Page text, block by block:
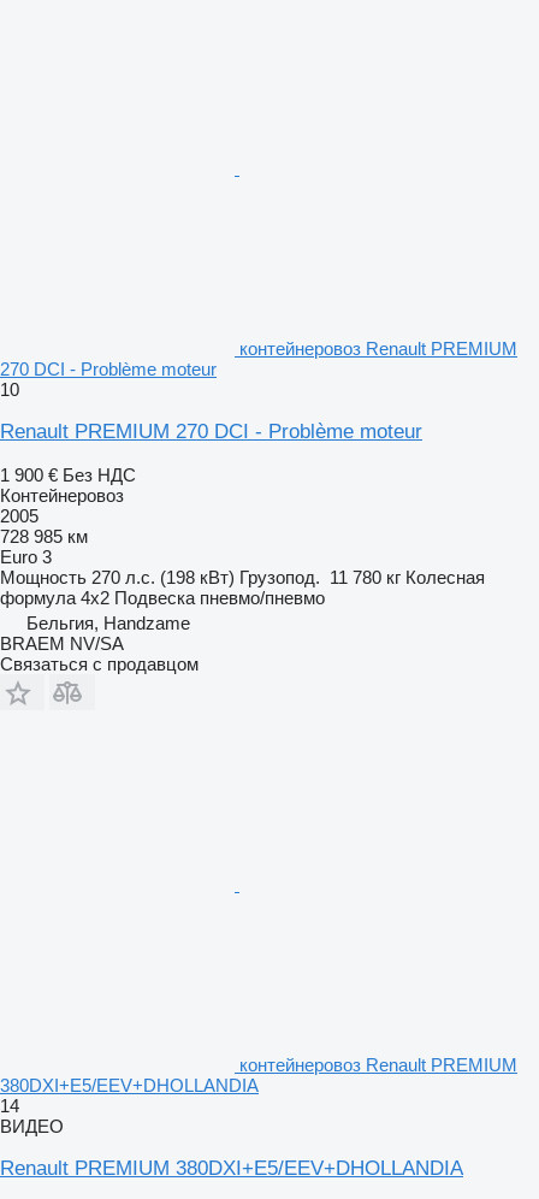
контейнеровоз Renault PREMIUM
270 DCI - Problème moteur
10
Renault PREMIUM 270 DCI - Problème moteur
1 900 € Без НДС
Контейнеровоз
2005
728 985 км
Euro 3
Мощность 270 л.с. (198 кВт) Грузопод. 11 780 кг Колесная
формула 4x2 Подвеска пневмо/пневмо
Бельгия, Handzame
BRAEM NV/SA
Связаться с продавцом
контейнеровоз Renault PREMIUM
380DXI+E5/EEV+DHOLLANDIA
14
ВИДЕО
Renault PREMIUM 380DXI+E5/EEV+DHOLLANDIA